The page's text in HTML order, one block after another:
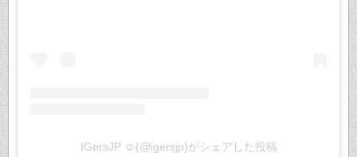
IGersJP ☺︎(@igersjp)がシェアした投稿